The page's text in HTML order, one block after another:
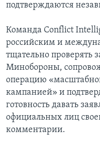
подтверждаются
Команда Conflict
российским и
тщательно проверять
Минобороны,
операцию
кампанией» и
готовность давать
официальных лиц
комментарии.